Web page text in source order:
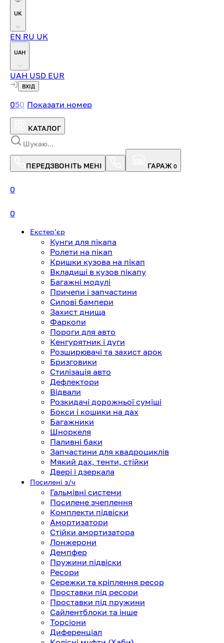
UK
EN RU UK
UAH
UAH USD EUR
ВХІД
050 Показати номер
КАТАЛОГ
ПЕРЕДЗВОНІТЬ МЕНІ ГАРАЖ 0
0
0
Екстерʼєр
Кунги для пікапа
Ролети на пікап
Кришки кузова на пікап
Вкладиші в кузов пікапу
Багажні модулі
Причепи і запчастини
Силові бампери
Захист днища
Фаркопи
Пороги для авто
Кенгурятник і дуги
Розширювачі та захист арок
Бризговики
Стилізація авто
Дефлектори
Відвали
Розкидачі дорожньої суміші
Бокси і кошики на дах
Багажники
Шноркеля
Паливні баки
Запчастини для квадроциклів
Мякий дах, тенти, стійки
Двері і дзеркала
Посилені з/ч
Гальмівні системи
Посилене зчеплення
Комплекти підвіски
Амортизатори
Стійки амортизатора
Лонжерони
Демпфер
Пружини підвіски
Ресори
Сережки та кріплення ресор
Проставки під ресори
Проставки під пружини
Сайлентблоки та інше
Торсіони
Диференціал